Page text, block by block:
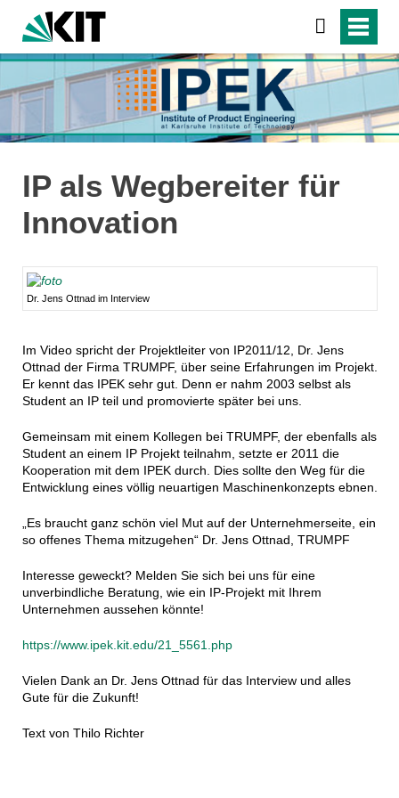
IP als Wegbereiter für
Innovation
Dr. Jens Ottnad im Interview
Im Video spricht der Projektleiter von IP2011/12, Dr. Jens
Ottnad der Firma TRUMPF, über seine Erfahrungen im Projekt.
Er kennt das IPEK sehr gut. Denn er nahm 2003 selbst als
Student an IP teil und promovierte später bei uns.
Gemeinsam mit einem Kollegen bei TRUMPF, der ebenfalls als
Student an einem IP Projekt teilnahm, setzte er 2011 die
Kooperation mit dem IPEK durch. Dies sollte den Weg für die
Entwicklung eines völlig neuartigen Maschinenkonzepts ebnen.
„Es braucht ganz schön viel Mut auf der Unternehmerseite, ein
so offenes Thema mitzugehen“ Dr. Jens Ottnad, TRUMPF
Interesse geweckt? Melden Sie sich bei uns für eine
unverbindliche Beratung, wie ein IP-Projekt mit Ihrem
Unternehmen aussehen könnte!
https://www.ipek.kit.edu/21_5561.php
Vielen Dank an Dr. Jens Ottnad für das Interview und alles
Gute für die Zukunft!
Text von Thilo Richter